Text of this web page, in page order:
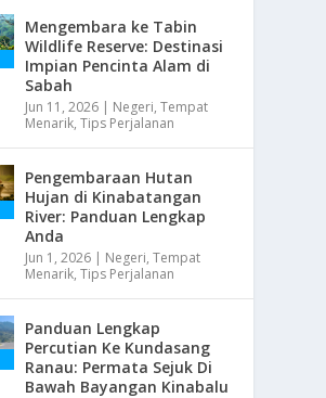
Mengembara ke Tabin
Wildlife Reserve: Destinasi
Impian Pencinta Alam di
Sabah
Jun 11, 2026 | Negeri,Tempat
Menarik,Tips Perjalanan
Pengembaraan Hutan
Hujan di Kinabatangan
River: Panduan Lengkap
Anda
Jun 1, 2026 | Negeri,Tempat
Menarik,Tips Perjalanan
Panduan Lengkap
Percutian Ke Kundasang
Ranau: Permata Sejuk Di
Bawah Bayangan Kinabalu